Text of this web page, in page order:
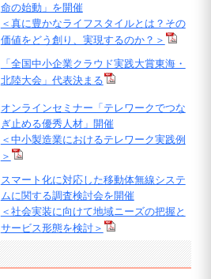
命の始動」を開催
＜真に豊かなライフスタイルとは？その
価値をどう創り、実現するのか？＞
「全国中小企業クラウド実践大賞東海・
北陸大会」代表決まる
オンラインセミナー「テレワークでつな
ぎ止める優秀人材」開催
＜中小製造業におけるテレワーク実践例
＞
スマート化に対応した移動体無線システ
ムに関する調査検討会を開催
＜社会実装に向けて地域ニーズの把握と
サービス形態を検討＞